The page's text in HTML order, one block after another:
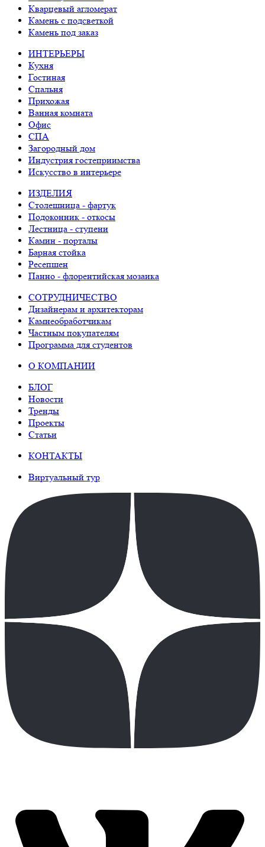
Кварцевый агломерат
Камень с подсветкой
Камень под заказ
ИНТЕРЬЕРЫ
Кухня
Гостиная
Спальня
Прихожая
Ванная комната
Офис
СПА
Загородный дом
Индустрия гостеприимства
Искусство в интерьере
ИЗДЕЛИЯ
Столешница - фартук
Подоконник - откосы
Лестница - ступени
Камин - порталы
Барная стойка
Ресепшен
Панно - флорентийская мозаика
СОТРУДНИЧЕСТВО
Дизайнерам и архитекторам
Камнеобработчикам
Частным покупателям
Программа для студентов
О КОМПАНИИ
БЛОГ
Новости
Тренды
Проекты
Статьи
КОНТАКТЫ
Виртуальный тур